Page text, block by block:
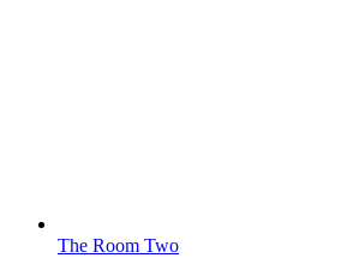
The Room Two